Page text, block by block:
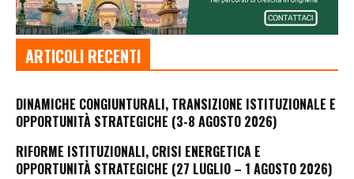
ARTICOLI RECENTI
DINAMICHE CONGIUNTURALI, TRANSIZIONE ISTITUZIONALE E
OPPORTUNITÀ STRATEGICHE (3-8 AGOSTO 2026)
RIFORME ISTITUZIONALI, CRISI ENERGETICA E
OPPORTUNITÀ STRATEGICHE (27 LUGLIO – 1 AGOSTO 2026)